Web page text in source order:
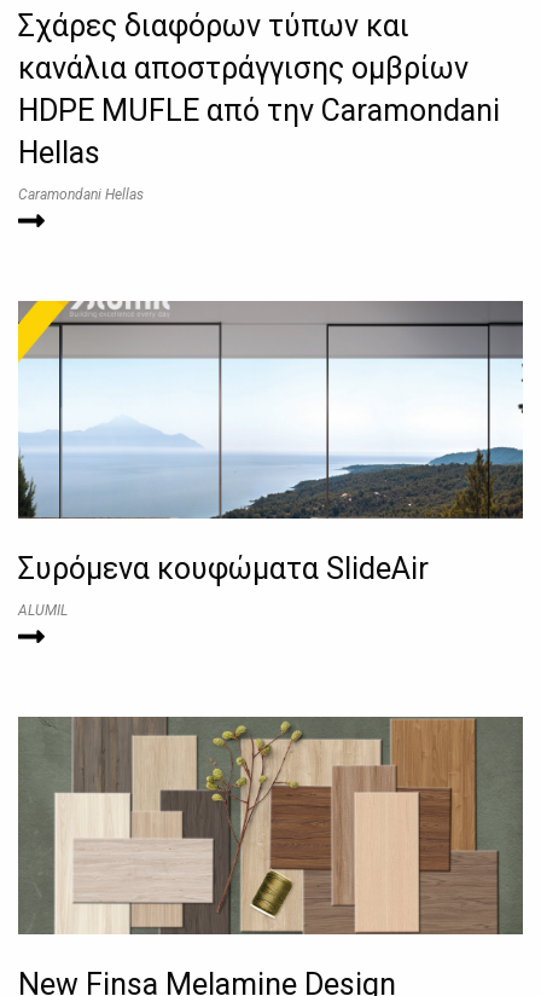
Σχάρες διαφόρων τύπων και
κανάλια αποστράγγισης ομβρίων
HDPE MUFLE από την Caramondani
Hellas
Caramondani Hellas
Συρόμενα κουφώματα SlideAir
ALUMIL
New Finsa Melamine Design